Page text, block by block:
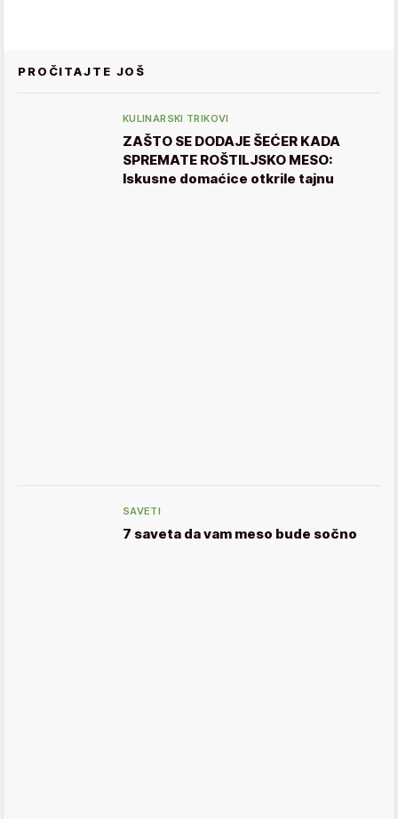
PROČITAJTE JOŠ
KULINARSKI TRIKOVI
ZAŠTO SE DODAJE ŠEĆER KADA
SPREMATE ROŠTILJSKO MESO:
Iskusne domaćice otkrile tajnu
SAVETI
7 saveta da vam meso bude sočno